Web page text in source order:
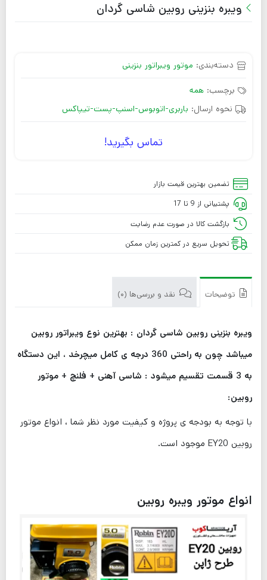
ویبره بنزینی روبین شاسی گردان
دسته‌بندی: موتور ویبراتور بنزینی
برچسب: همه
نحوه ارسال: باربری-اتوبوس-اسنپ-پست-تیپاکس
تماس بگیرید!
تضمین بهترین قیمت بازار
پشتیبانی از 9 تا 17
بازگشت کالا در صورت عدم رضایت
تحویل سریع در کمترین زمان ممکن
توضیحات نقد و بررسی‌ها (0)
ویبره بنزینی روبین شاسی گردان : بهترین نوع ویبراتور روبین
میباشد چون به راحتی 360 درجه ی کامل میچرخد ، این دستگاه
به 3 قسمت تقسیم میشود : شاسی آهنی + فلنچ + موتور
روبین:
با توجه به بودجه ی پروژه و کیفیت مورد نظر شما ، انواع موتور
روبین EY20 موجود است.
انواع موتور ویبره روبین